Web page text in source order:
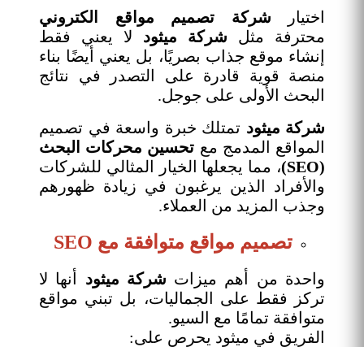
اختيار شركة تصميم مواقع الكتروني
محترفة مثل شركة ميثود لا يعني فقط
إنشاء موقع جذاب بصريًا، بل يعني أيضًا بناء
منصة قوية قادرة على التصدر في نتائج
البحث الأولى على جوجل.
شركة ميثود تمتلك خبرة واسعة في تصميم
المواقع المدمج مع تحسين محركات البحث
(SEO)
، مما يجعلها الخيار المثالي للشركات
والأفراد الذين يرغبون في زيادة ظهورهم
وجذب المزيد من العملاء.
تصميم مواقع متوافقة مع SEO
واحدة من أهم ميزات شركة ميثود أنها لا
تركز فقط على الجماليات، بل تبني مواقع
متوافقة تمامًا مع السيو.
الفريق في ميثود يحرص على: